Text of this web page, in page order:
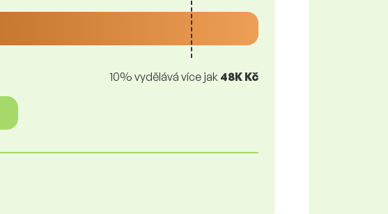
10% vydělává více jak 48K Kč